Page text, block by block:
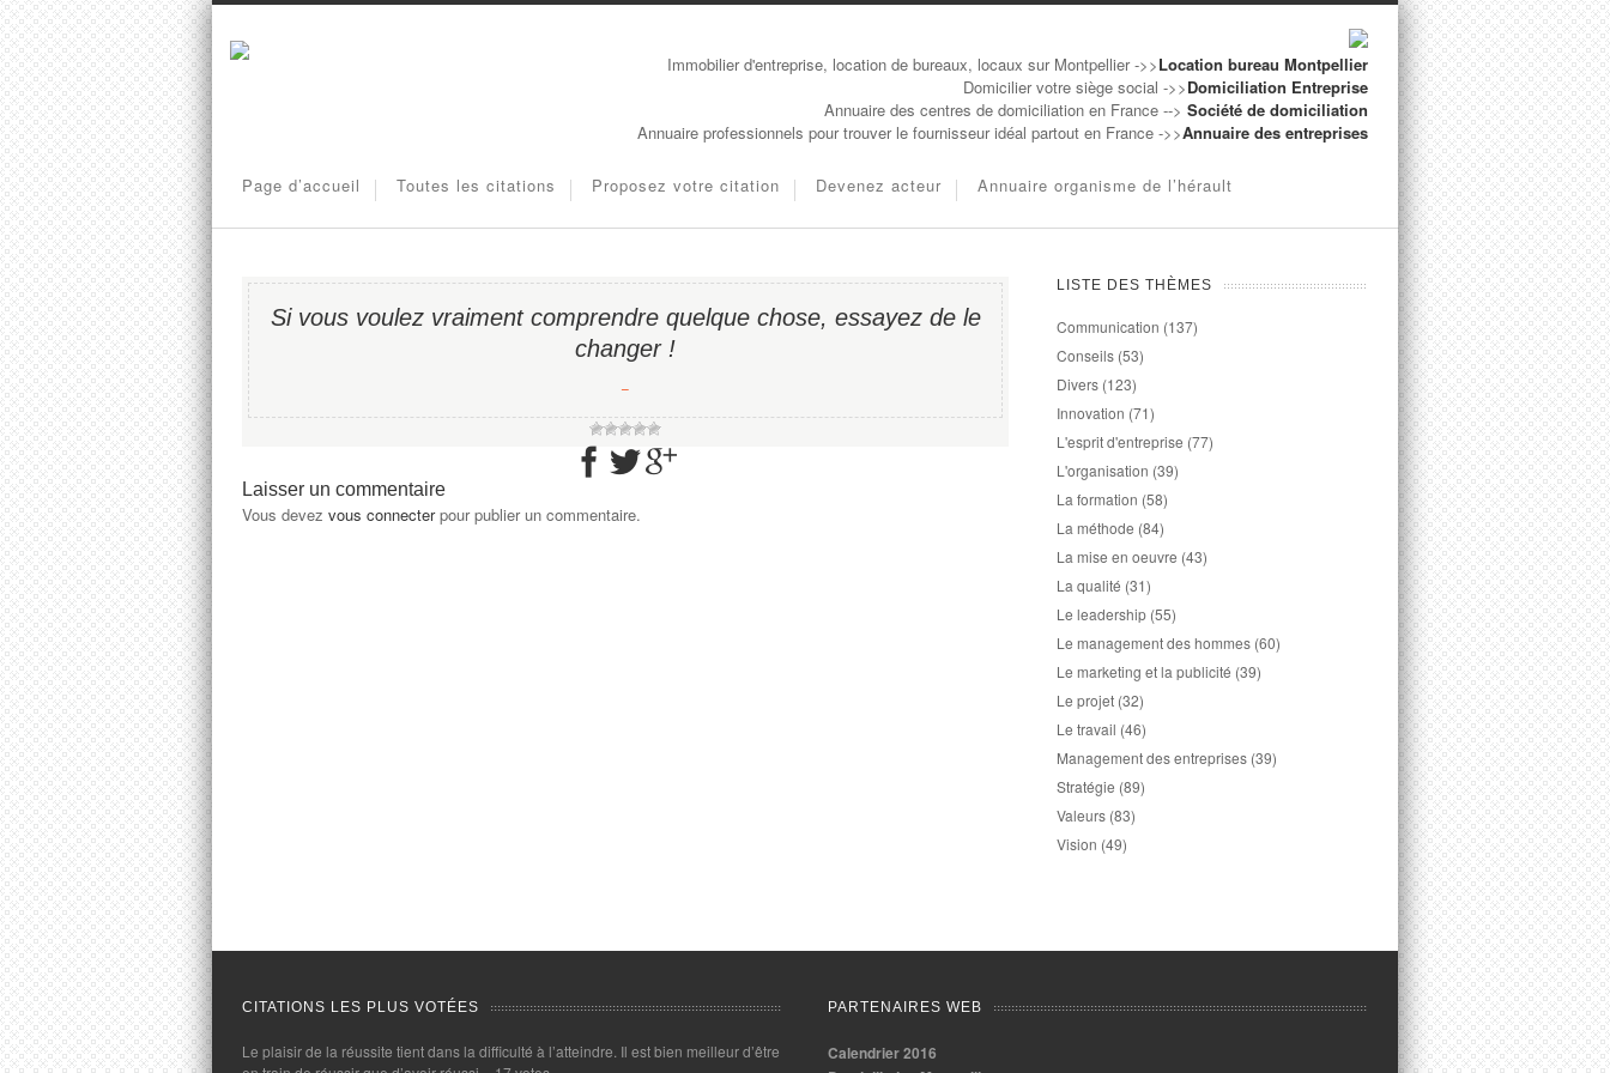
Immobilier d'entreprise, location de bureaux, locaux sur Montpellier ->>Location bureau Montpellier
Domicilier votre siège social ->>Domiciliation Entreprise
Annuaire des centres de domiciliation en France --> Société de domiciliation
Annuaire professionnels pour trouver le fournisseur idéal partout en France ->>Annuaire des entreprises
Page d’accueil Toutes les citations Proposez votre citation Devenez acteur Annuaire organisme de l’hérault
Si vous voulez vraiment comprendre quelque chose, essayez de le
changer !
−
Laisser un commentaire
Vous devez vous connecterpour publier un commentaire.
LISTE DES THÈMES
Communication (137)
Conseils (53)
Divers (123)
Innovation (71)
L'esprit d'entreprise (77)
L'organisation (39)
La formation (58)
La méthode (84)
La mise en oeuvre (43)
La qualité (31)
Le leadership (55)
Le management des hommes (60)
Le marketing et la publicité (39)
Le projet (32)
Le travail (46)
Management des entreprises (39)
Stratégie (89)
Valeurs (83)
Vision (49)
CITATIONS LES PLUS VOTÉES
Le plaisir de la réussite tient dans la difficulté à l’atteindre. Il est bien meilleur d’être
PARTENAIRES WEB
Calendrier 2016